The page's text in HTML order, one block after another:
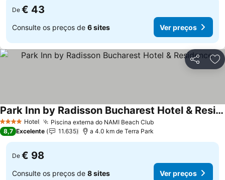
De € 43
Consulte os preços de 6 sites Ver preços
Partilhar
4 EstrelasHotel Piscina externa do NAMI Beach ClubVer preços
Park Inn by Radisson Bucharest Hotel & Residence
Ver preços
8,7 Excelente 11.635 a 4.0 km de Terra Park
De € 98
Consulte os preços de 8 sites Ver preços